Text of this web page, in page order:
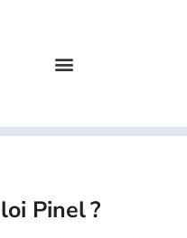
Pinel ?